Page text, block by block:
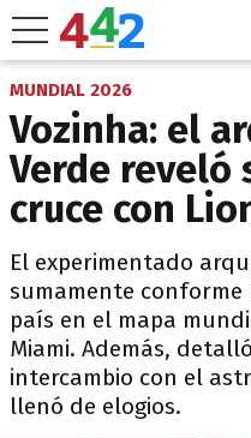
MUNDIAL 2026
Vozinha: el
Verde reveló
cruce con
El experimentado
sumamente
país en el mapa
Miami. Además,
intercambio con el
llenó de elogios.